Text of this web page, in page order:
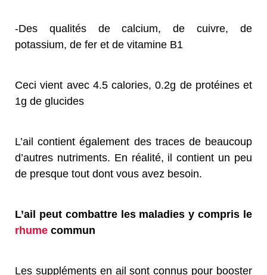
-Des qualités de calcium, de cuivre, de
potassium, de fer et de vitamine B1
Ceci vient avec 4.5 calories, 0.2g de protéines et
1g de glucides
L’ail contient également des traces de beaucoup
d’autres nutriments. En réalité, il contient un peu
de presque tout dont vous avez besoin.
L’ail peut combattre les maladies y compris le
rhume commun
Les suppléments en ail sont connus pour booster